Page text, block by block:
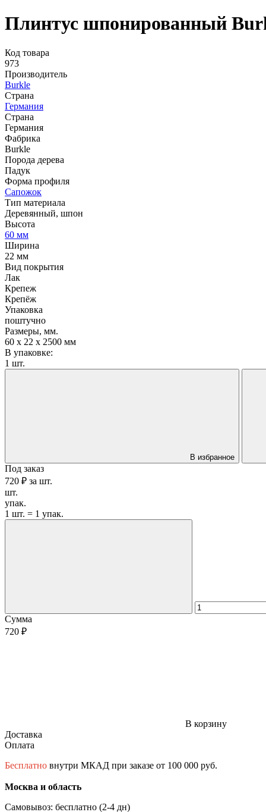
Плинтус шпонированный
Код товара
973
Производитель
Burkle
Страна
Германия
Страна
Германия
Фабрика
Burkle
Порода дерева
Падук
Форма профиля
Сапожок
Тип материала
Деревянный, шпон
Высота
60 мм
Ширина
22 мм
Вид покрытия
Лак
Крепеж
Крепёж
Упаковка
поштучно
Размеры, мм.
60 х 22 х 2500 мм
В упаковке:
1 шт.
В избранное
Под заказ
720 ₽ за шт.
шт.
упак.
1 шт. = 1 упак.
Сумма
720 ₽
В корзину
Доставка
Оплата
Бесплатно внутри МКАД при заказе от 100 000 руб.
Москва и область
Самовывоз: бесплатно (2-4 дн)